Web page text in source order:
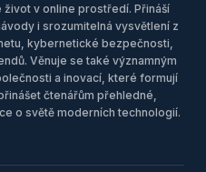
v online prostředí. Přináší
i srozumitelná vysvětlení z
kybernetické bezpečnosti,
Věnuje se také významným
a inovací, které formují
čtenářům přehledné,
o světě moderních technologií.